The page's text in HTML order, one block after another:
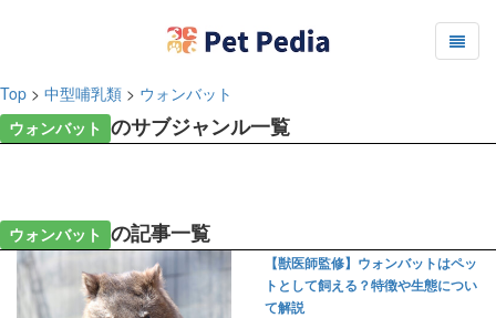
Top > 中型哺乳類 > ウォンバット
ウォンバット のサブジャンル一覧
ウォンバット の記事一覧
【獣医師監修】ウォンバットはペッ
トとして飼える？特徴や生態につい
て解説